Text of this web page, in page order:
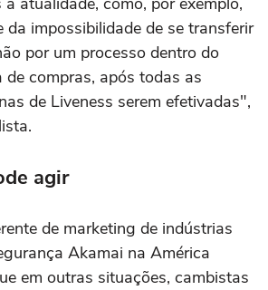
da impossibilidade de se transferir
por um processo dentro do
de compras, após todas as
de Liveness serem efetivadas",
agir
de marketing de indústrias
Akamai na América
em outras situações, cambistas